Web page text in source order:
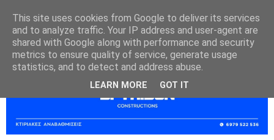
This site uses cookies from Google to deliver its services
and to analyze traffic. Your IP address and user-agent are
shared with Google along with performance and security
metrics to ensure quality of service, generate usage
statistics, and to detect and address abuse.
LEARN MORE GOT IT